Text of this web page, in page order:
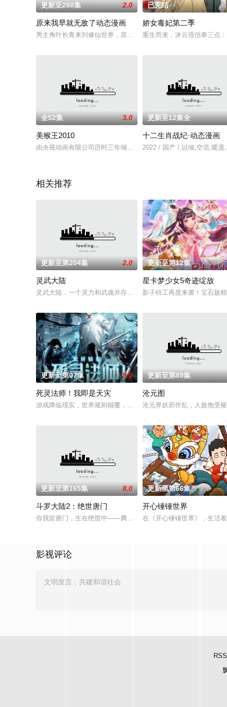
更新至288集 2.0
原来我早就无敌了动态漫画
男主角叶长青来到修仙世界，原以为自己能像其他爽文主角一样
已完结
娇女毒妃第二季
重生而来，沐云瑶信奉三点
全52集 3.0
美猴王2010
由央视动画有限公司历时三年倾力打造的52集大型系列动画片《
更新至12集全
十二生肖战纪·动态漫画
2022 / 国产 / 以倾,空语,暖渡
相关推荐
更新至第204集 2.0
灵武大陆
灵武大陆，一个灵力和武魂并存的世界，灵修一念动山河，武者
更新至第12集
星卡梦少女5奇迹绽放
影子特工再度来袭！宝石族
更新至第07集 8.0
死灵法师！我即是天灾
游戏降临现实，世界规则颠覆，人类进入全民转职时代。 唯有成
更新至第89集
沧元图
沧元界妖邪作乱，人族饱受
更新至第165集 8.0
斗罗大陆2：绝世唐门
你我皆唐门，生在绝世中——腾讯视频《斗罗大陆绝世唐门》动画
更新至第66集
开心锤锤世界
在《开心锤锤世界》，生活
影视评论